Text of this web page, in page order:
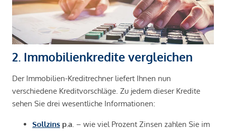
2. Immobilienkredite vergleichen
Der Immobilien-Kreditrechner liefert Ihnen nun
verschiedene Kreditvorschläge. Zu jedem dieser Kredite
sehen Sie drei wesentliche Informationen:
Sollzins p.a . – wie viel Prozent Zinsen zahlen Sie im